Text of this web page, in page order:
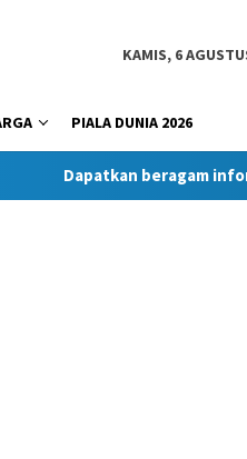
KAMIS, 6
PIALA DUNIA 2026
Dapatkan beragam